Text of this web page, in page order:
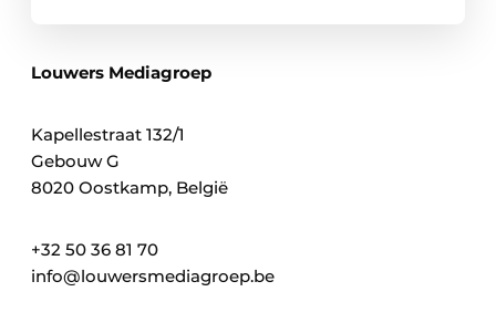
Louwers Mediagroep
Kapellestraat 132/1
Gebouw G
8020 Oostkamp, België
+32 50 36 81 70
info@louwersmediagroep.be